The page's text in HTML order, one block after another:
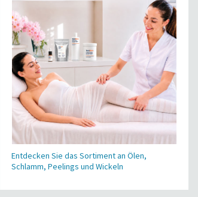
Entdecken Sie das Sortiment an Ölen,
Schlamm, Peelings und Wickeln